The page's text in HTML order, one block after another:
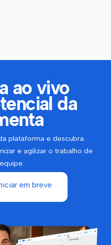
ao vivo
da
plataforma e descubra
e agilizar o trabalho de
em breve